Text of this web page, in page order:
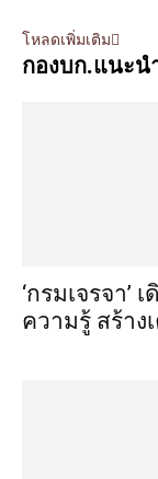
โหลดเพิ่มเติม
กองบก.แนะน
‘กรมเจรจา’
ความรู้ สร้าง